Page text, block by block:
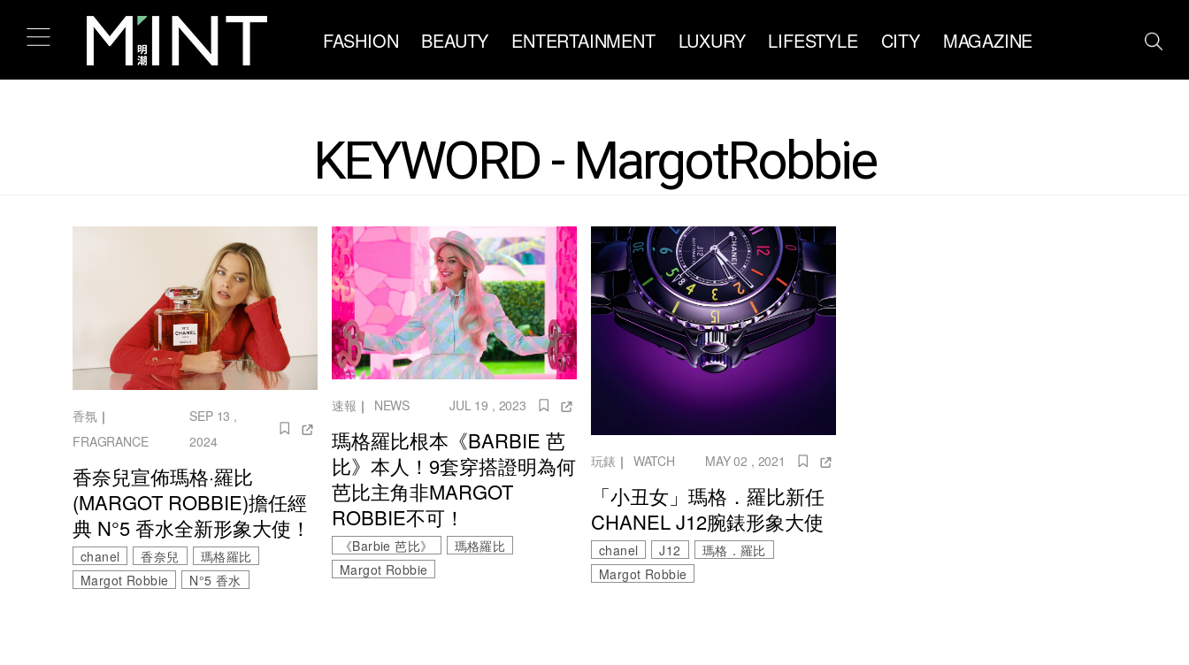
FASHION BEAUTY ENTERTAINMENT LUXURY LIFESTYLE CITY MAGAZINE
KEYWORD - MargotRobbie
香氛｜
FRAGRANCE
SEP 13 ,
2024
香奈兒宣佈瑪格·羅比
(MARGOT ROBBIE)擔任經
典 N°5 香水全新形象大使！
chanel 香奈兒
瑪格羅比
Margot Robbie
N°5 香水
速報 ｜ NEWS JUL 19 , 2023
瑪格羅比根本《BARBIE 芭
比》本人！9套穿搭證明為何
芭比主角非MARGOT
ROBBIE不可！
《Barbie 芭比》
瑪格羅比
Margot Robbie
玩錶 ｜ WATCH MAY 02 , 2021
「小丑女」瑪格．羅比新任
CHANEL J12腕錶形象大使
chanel J12
瑪格．羅比
Margot Robbie